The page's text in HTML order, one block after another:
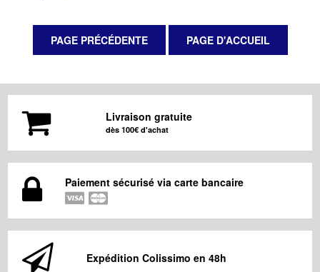
Livraison gratuite
dès 100€ d'achat
Paiement sécurisé via carte bancaire
Expédition Colissimo en 48h